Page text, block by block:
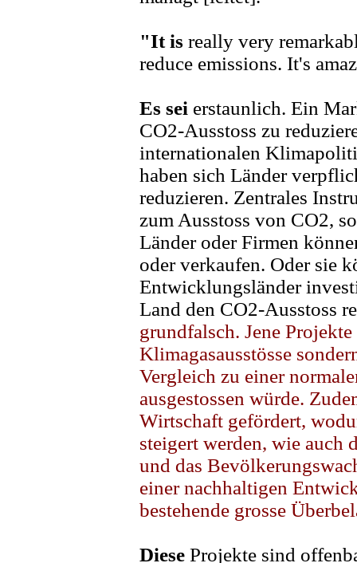
"It is really very
reduce emissions. It's
Es sei erstaunlich. Ein
CO2-Ausstoss zu
internationalen
haben sich Länder
reduzieren. Zentrales
zum Ausstoss von CO2,
Länder oder Firmen
oder verkaufen. Oder sie
Entwicklungsländer
Land den CO2-Ausstoss
grundfalsch. Jene
Klimagasausstösse
Vergleich zu einer
ausgestossen würde.
Wirtschaft gefördert,
steigert werden, wie auch
und das
einer nachhaltigen
bestehende grosse
Diese Projekte sind